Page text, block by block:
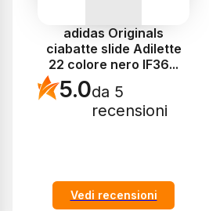
adidas Originals
ciabatte slide Adilette
22 colore nero IF36...
5.0da 5
recensioni
Vedi recensioni